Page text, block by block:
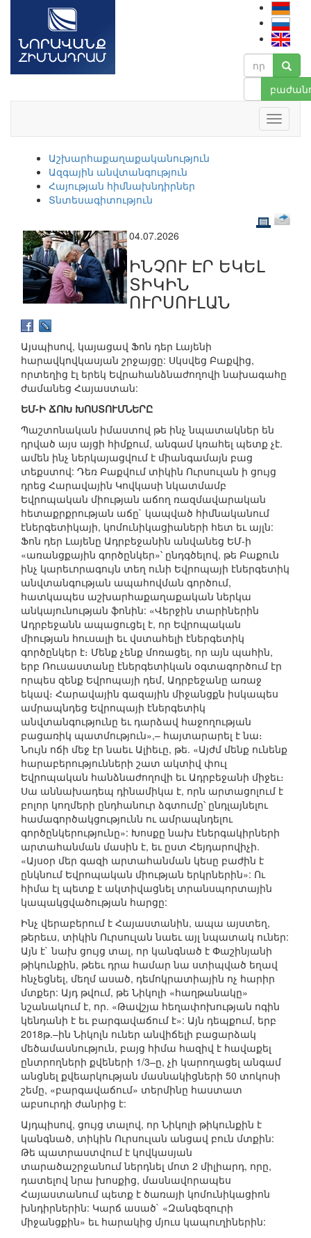
Աշխարհաքաղաքականություն
Ազգային անվտանգություն
Հայության հիմնախնդիրներ
Տնտեսագիտություն
04.07.2026
ԻՆՉՈՒ ԷՐ ԵԿԵԼ
ՏԻԿԻՆ
ՈՒՐՍՈՒԼԱՆ
Այսպիսով, կայացավ Ֆոն դեր Լայենի
հարավկովկասյան շրջայցը: Սկսվեց Բաքվից,
որտեղից էլ երեկ Եվրահանձնաժողովի նախագահը
ժամանեց Հայաստան:
ԵՄ-Ի ՃՈԽ ԽՈՍՏՈՒՄՆԵՐԸ
Պաշտոնական իմաստով թե ինչ նպատակներ են
դրված այս այցի հիմքում, անգամ կռահել պետք չէ.
ամեն ինչ ներկայացվում է միանգամայն բաց
տեքստով: Դեռ Բաքվում տիկին Ուրսուլան ի ցույց
դրեց Հարավային Կովկասի նկատմամբ
Եվրոպական միության աճող ռազմավարական
հետաքրքրության աճը` կապված հիմնականում
էներգետիկայի, կոմունիկացիաների հետ եւ այլն:
Ֆոն դեր Լայենը Ադրբեջանին անվանեց ԵՄ-ի
«առանցքային գործընկեր»՝ ընդգծելով, թե Բաքուն
ինչ կարեւորագույն տեղ ունի Եվրոպայի էներգետիկ
անվտանգության ապահովման գործում,
հատկապես աշխարհաքաղաքական ներկա
անկայունության ֆոնին: «Վերջին տարիներին
Ադրբեջանն ապացուցել է, որ Եվրոպական
միության հուսալի եւ վստահելի էներգետիկ
գործընկեր է։ Մենք չենք մոռացել, որ այն պահին,
երբ Ռուսաստանը էներգետիկան օգտագործում էր
որպես զենք Եվրոպայի դեմ, Ադրբեջանը առաջ
եկավ։ Հարավային գազային միջանցքն իսկապես
ամրապնդեց Եվրոպայի էներգետիկ
անվտանգությունը եւ դարձավ հաջողության
բացառիկ պատմություն»,– հայտարարել է նա։
Նույն ոճի մեջ էր նաեւ Ալիեւը, թե. «Այժմ մենք ունենք
հարաբերությունների շատ ակտիվ փուլ
Եվրոպական հանձնաժողովի եւ Ադրբեջանի միջեւ։
Սա աննախադեպ դինամիկա է, որն արտացոլում է
բոլոր կողմերի ընդհանուր ձգտումը՝ ընդլայնելու
համագործակցությունն ու ամրապնդելու
գործընկերությունը»: Խոսքը նախ էներգակիրների
արտահանման մասին է, եւ ըստ Հեյդարովիչի.
«Այսօր մեր գազի արտահանման կեսը բաժին է
ընկնում Եվրոպական միության երկրներին»: Ու
հիմա էլ պետք է ակտիվացնել տրանսպորտային
կապակցվածության հարցը:
Ինչ վերաբերում է Հայաստանին, ապա այստեղ,
թերեւս, տիկին Ուրսուլան նաեւ այլ նպատակ ուներ:
Այն է` նախ ցույց տալ, որ կանգնած է Փաշինյանի
թիկունքին, թեեւ դրա համար նա ստիպված եղավ
հնչեցնել, մեղմ ասած, դեմոկրատիային ոչ հարիր
մտքեր: Այդ թվում, թե Նիկոլի «հաղթանակը»
նշանակում է, որ. «Թավշյա հեղափոխության ոգին
կենդանի է եւ բարգավաճում է»: Այն դեպքում, երբ
2018թ.–ին Նիկոլն ուներ անվիճելի բացարձակ
մեծամասնություն, բայց հիմա հազիվ է հավաքել
ընտրողների քվեների 1/3–ը, չի կարողացել անգամ
անցնել քվեարկության մասնակիցների 50 տոկոսի
շեմը, «բարգավաճում» տերմինը հաստատ
աբսուրդի ժանրից է:
Այդպիսով, ցույց տալով, որ Նիկոլի թիկունքին է
կանգնած, տիկին Ուրսուլան անցավ բուն մտքին:
Թե պատրաստվում է կովկասյան
տարածաշրջանում ներդնել մոտ 2 միլիարդ, որը,
դատելով նրա խոսքից, մասնավորապես
Հայաստանում պետք է ծառայի կոմունիկացիոն
խնդիրներին: Կարճ ասած` «Զանգեզուրի
միջանցքին» եւ հարակից մյուս կապուղիներին: